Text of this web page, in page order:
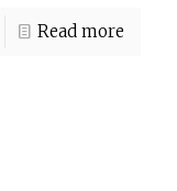
Read more